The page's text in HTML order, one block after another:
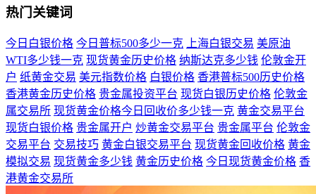
热门关键词
今日白银价格 今日普标500多少一克 上海白银交易 美原油
WTI多少钱一克 现货黄金历史价格 纳斯达克多少钱 伦敦金开
户 纸黄金交易 美元指数价格 白银价格 香港普标500历史价格
香港黄金历史价格 贵金属投资平台 现货白银历史价格 伦敦金
属交易所 现货黄金价格今日回收价多少钱一克 黄金交易平台
现货白银价格 贵金属开户 炒黄金交易平台 贵金属平台 伦敦金
交易平台 交易技巧 黄金白银交易平台 现货黄金回收价格 黄金
模拟交易 现货黄金多少钱 黄金历史价格 今日现货黄金价格 香
港黄金交易所